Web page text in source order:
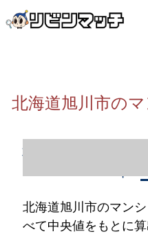
北海道旭川市の
北海道旭川市のマン
北海道旭川市のマン
べて中央値をもとに算